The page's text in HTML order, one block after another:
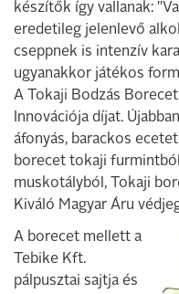
készítők így vallanak:
eredetileg jelenlevő
cseppnek is intenzív
ugyanakkor játékos
A Tokaji Bodzás
Innovációja díjat.
áfonyás, barackos
borecet tokaji
muskotályból, Tokaji
Kiváló Magyar Áru
A borecet mellett a
Tebike Kft.
pálpusztai sajtja és